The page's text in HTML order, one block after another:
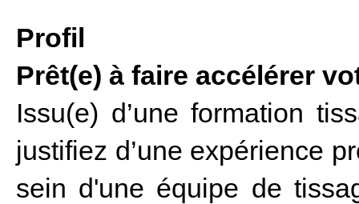
Profil
Prêt(e) à faire accélérer
Issu(e) d’une formation
justifiez d’une expérience
sein d'une équipe de